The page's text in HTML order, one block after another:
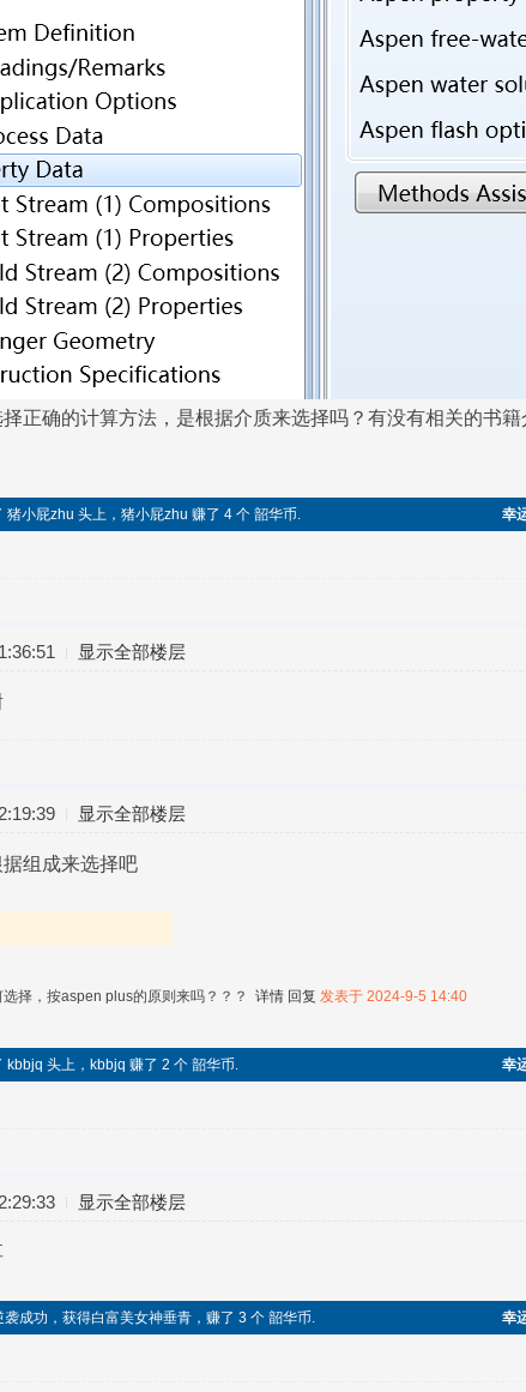
择正确的计算方法，是根据介质来选择吗？有没有相关的书籍
猪小屁zhu 头上，猪小屁zhu 赚了 4 个 韶华币. 幸
显示全部楼层
显示全部楼层
组成来选择吧
选择，按aspen plus的原则来吗？？？ 详情 回复 发表于 2024-9-5 14:40
kbbjq 头上，kbbjq 赚了 2 个 韶华币. 幸
显示全部楼层
成功，获得白富美女神垂青，赚了 3 个 韶华币. 幸